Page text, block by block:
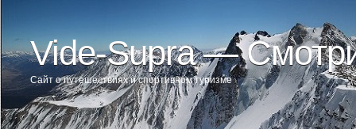
Vide-Supra —
Сайт о путешествиях и спортивном туризме